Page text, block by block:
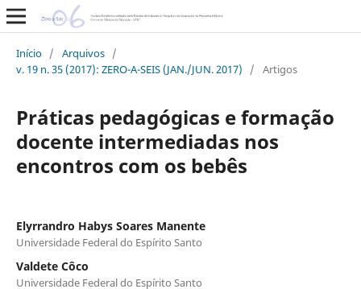
Início / Arquivos /
v. 19 n. 35 (2017): ZERO-A-SEIS (JAN./JUN. 2017)
/ Artigos
Práticas pedagógicas e formação
docente intermediadas nos
encontros com os bebês
Elyrrandro Habys Soares Manente
Universidade Federal do Espírito Santo
Valdete Côco
Universidade Federal do Espírito Santo